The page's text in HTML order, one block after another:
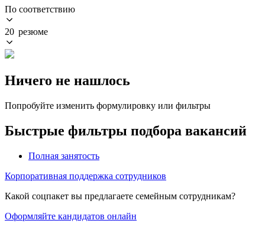
По соответствию
20 резюме
Ничего не нашлось
Попробуйте изменить формулировку или фильтры
Быстрые фильтры подбора вакансий
Полная занятость
Корпоративная поддержка сотрудников
Какой соцпакет вы предлагаете семейным сотрудникам?
Оформляйте кандидатов онлайн